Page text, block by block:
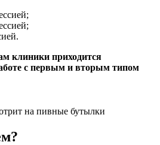
клиники приходится
с первым и вторым типом